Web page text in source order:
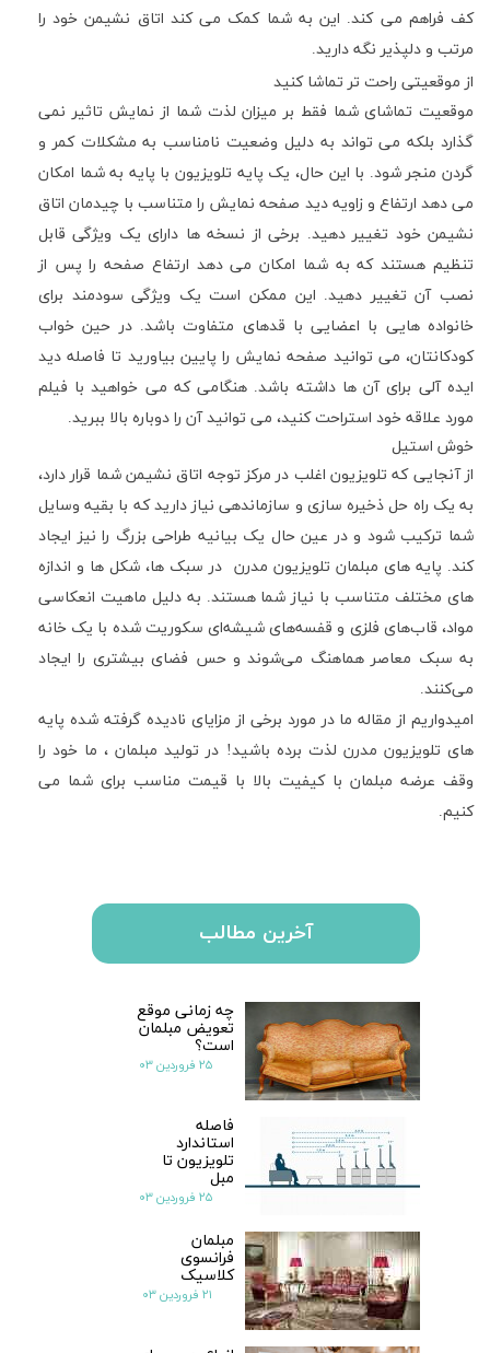
کف فراهم می کند. این به شما کمک می کند اتاق نشیمن خود را
مرتب و دلپذیر نگه دارید.
از موقعیتی راحت تر تماشا کنید
موقعیت تماشای شما فقط بر میزان لذت شما از نمایش تاثیر نمی
گذارد بلکه می تواند به دلیل وضعیت نامناسب به مشکلات کمر و
گردن منجر شود. با این حال، یک پایه تلویزیون با پایه به شما امکان
می دهد ارتفاع و زاویه دید صفحه نمایش را متناسب با چیدمان اتاق
نشیمن خود تغییر دهید. برخی از نسخه ها دارای یک ویژگی قابل
تنظیم هستند که به شما امکان می دهد ارتفاع صفحه را پس از
نصب آن تغییر دهید. این ممکن است یک ویژگی سودمند برای
خانواده هایی با اعضایی با قدهای متفاوت باشد. در حین خواب
کودکانتان، می توانید صفحه نمایش را پایین بیاورید تا فاصله دید
ایده آلی برای آن ها داشته باشد. هنگامی که می خواهید با فیلم
مورد علاقه خود استراحت کنید، می توانید آن را دوباره بالا ببرید.
خوش استیل
از آنجایی که تلویزیون اغلب در مرکز توجه اتاق نشیمن شما قرار دارد،
به یک راه حل ذخیره سازی و سازماندهی نیاز دارید که با بقیه وسایل
شما ترکیب شود و در عین حال یک بیانیه طراحی بزرگ را نیز ایجاد
کند. پایه های مبلمان تلویزیون مدرن در سبک ها، شکل ها و اندازه
های مختلف متناسب با نیاز شما هستند. به دلیل ماهیت انعکاسی
مواد، قاب‌های فلزی و قفسه‌های شیشه‌ای سکوریت شده با یک خانه
به سبک معاصر هماهنگ می‌شوند و حس فضای بیشتری را ایجاد
می‌کنند.
امیدواریم از مقاله ما در مورد برخی از مزایای نادیده گرفته شده پایه
های تلویزیون مدرن لذت برده باشید! در تولید مبلمان ، ما خود را
وقف عرضه مبلمان با کیفیت بالا با قیمت مناسب برای شما می
کنیم.
آخرین مطالب
چه زمانی موقع
تعویض مبلمان
است؟
۲۵ فروردین ۰۳
فاصله
استاندارد
تلویزیون تا
مبل
۲۵ فروردین ۰۳
مبلمان
فرانسوی
کلاسیک
۲۱ فروردین ۰۳